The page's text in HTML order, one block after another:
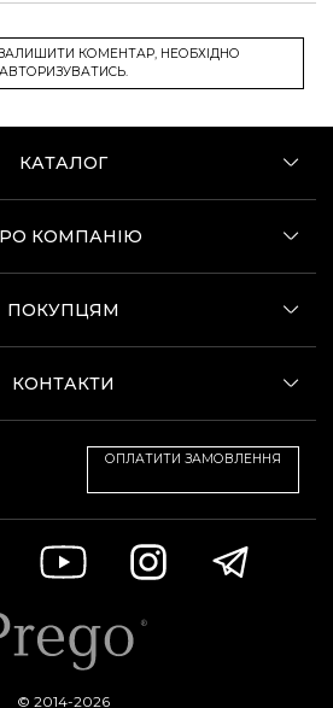
КОМЕНТАР, НЕОБХІДНО
АВТОРИЗУВАТИСЬ.
КАТАЛОГ
КОМПАНІЮ
ПОКУПЦЯМ
КОНТАКТИ
ОПЛАТИТИ ЗАМОВЛЕННЯ
© 2014-2026